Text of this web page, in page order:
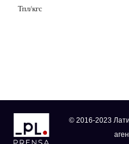
Тпл/кгс
© 2016-2023